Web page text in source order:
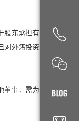
股东承担有
对外籍投资
董事，需为